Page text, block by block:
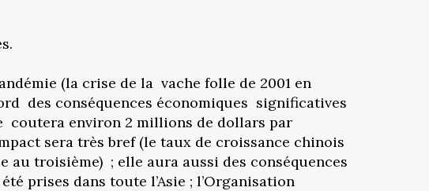
(la crise de la vache folle de 2001 en
des conséquences économiques significatives
environ 2 millions de dollars par
sera très bref (le taux de croissance chinois
au troisième) ; elle aura aussi des conséquences
prises dans toute l’Asie ; l’Organisation